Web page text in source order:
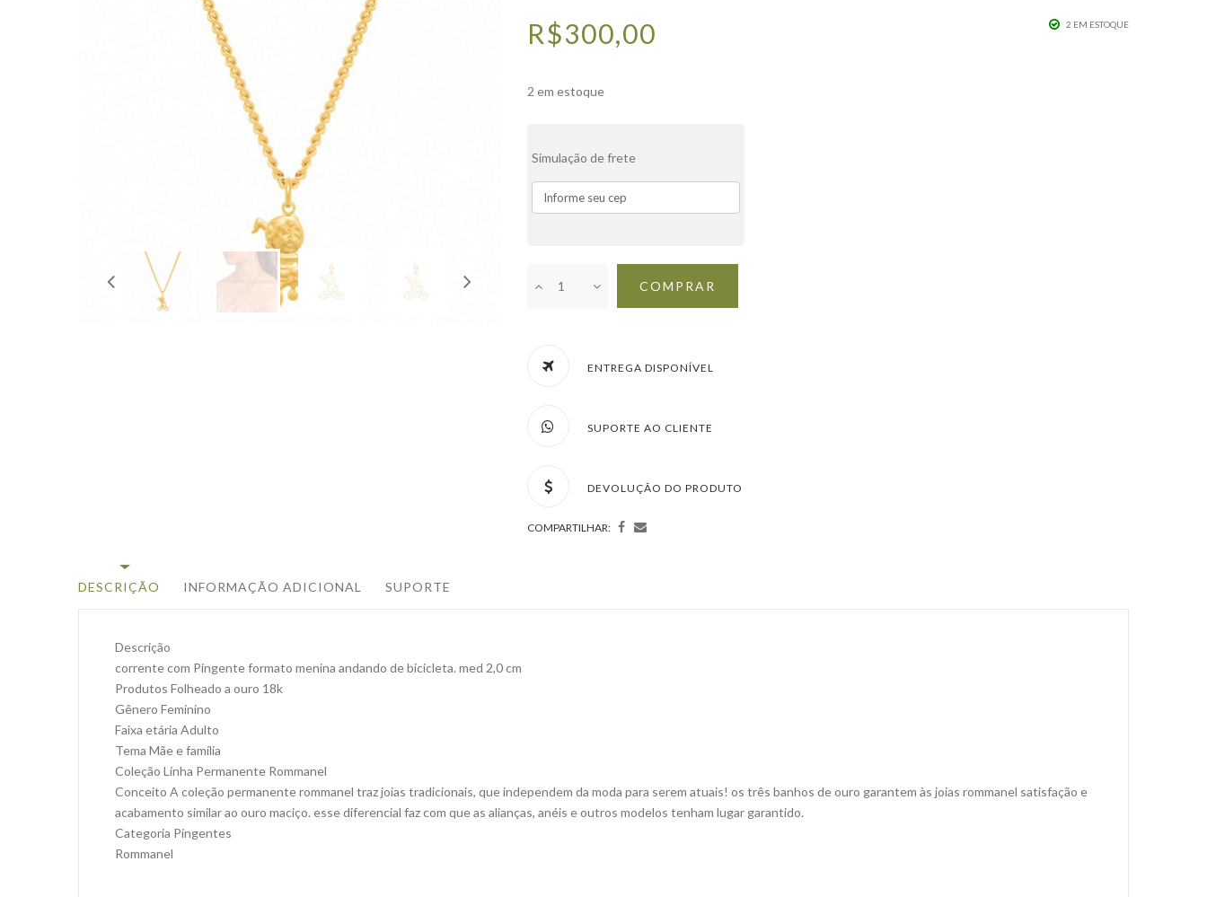
2 EM ESTOQUE
R$300,00
2 em estoque
Simulação de frete
COMPRAR
ENTREGA DISPONÍVEL
SUPORTE AO CLIENTE
DEVOLUÇÃO DO PRODUTO
COMPARTILHAR:
DESCRIÇÃO INFORMAÇÃO ADICIONAL SUPORTE
Descrição
corrente com Pingente formato menina andando de bicicleta. med 2,0 cm
Produtos Folheado a ouro 18k
Gênero Feminino
Faixa etária Adulto
Tema Mãe e família
Coleção Linha Permanente Rommanel
Conceito A coleção permanente rommanel traz joias tradicionais, que independem da moda para serem atuais! os três banhos de ouro garantem às joias rommanel satisfação e
acabamento similar ao ouro maciço. esse diferencial faz com que as alianças, anéis e outros modelos tenham lugar garantido.
Categoria Pingentes
Rommanel